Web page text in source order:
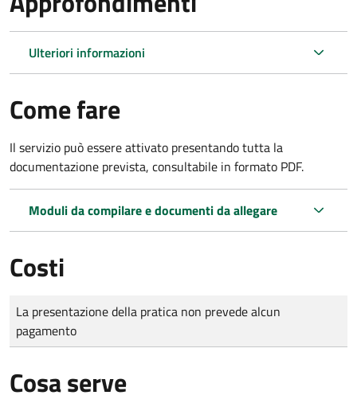
Ulteriori informazioni
Come fare
Il servizio può essere attivato presentando tutta la
documentazione prevista, consultabile in formato PDF.
Moduli da compilare e documenti da allegare
Costi
Tipo di pagamento
Importo
La presentazione della pratica non prevede alcun
pagamento
Cosa serve